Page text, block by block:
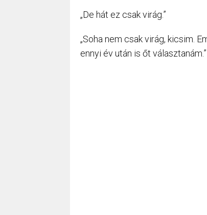
„De hát ez csak virág.”
„Soha nem csak virág, kicsim.
ennyi év után is őt választanám.”